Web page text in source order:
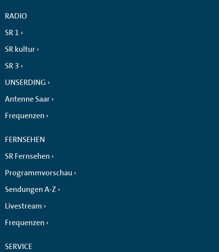
RADIO
SR 1
SR kultur
SR 3
UNSERDING
Antenne Saar
Frequenzen
FERNSEHEN
SR Fernsehen
Programmvorschau
Sendungen A-Z
Livestream
Frequenzen
SERVICE